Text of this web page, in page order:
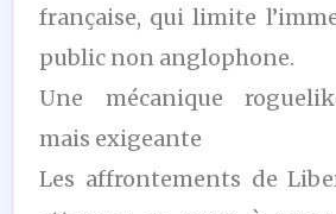
française, qui limite
public non anglophone.
Une mécanique
mais exigeante
Les affrontements de